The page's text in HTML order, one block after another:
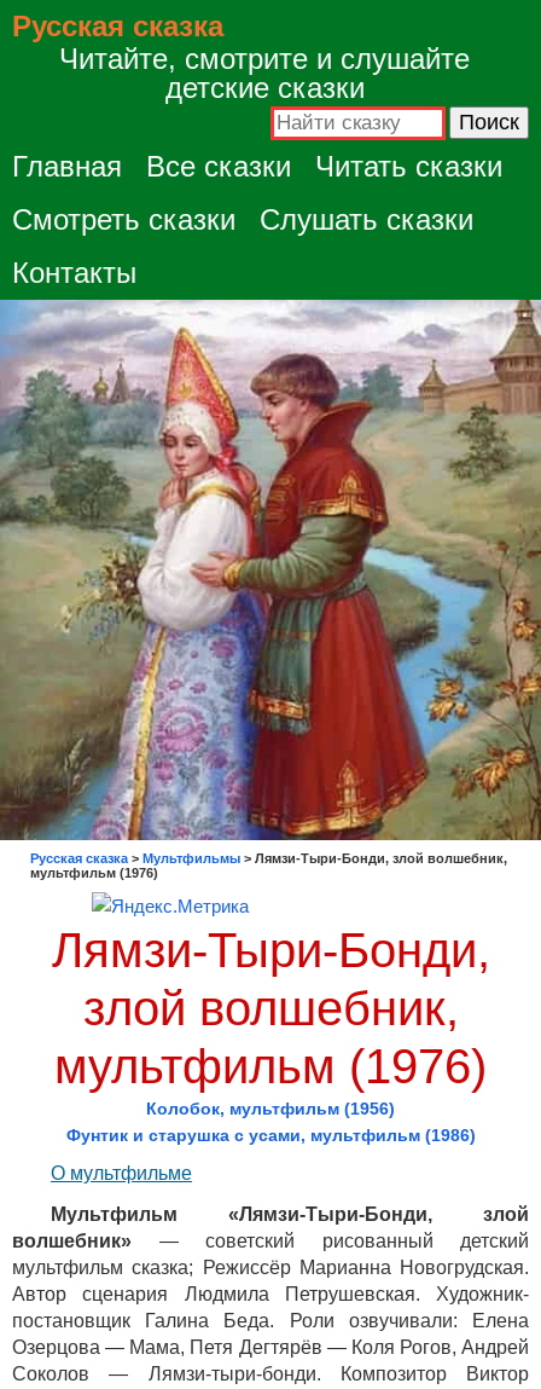
Русская сказка
Читайте, смотрите и слушайте
детские сказки
Главная Все сказки
Читать сказки
Смотреть сказки
Слушать сказки
Контакты
Русская сказка > Мультфильмы > Лямзи-Тыри-Бонди, злой волшебник,
мультфильм (1976)
Лямзи-Тыри-Бонди,
злой волшебник,
мультфильм (1976)
Колобок, мультфильм (1956)
Фунтик и старушка с усами, мультфильм (1986)
О мультфильме
Мультфильм «Лямзи-Тыри-Бонди, злой
волшебник» — советский рисованный детский
мультфильм сказка; Режиссёр Марианна Новогрудская.
Автор сценария Людмила Петрушевская. Художник-
постановщик Галина Беда. Роли озвучивали: Елена
Озерцова — Мама, Петя Дегтярёв — Коля Рогов, Андрей
Соколов — Лямзи-тыри-бонди. Композитор Виктор